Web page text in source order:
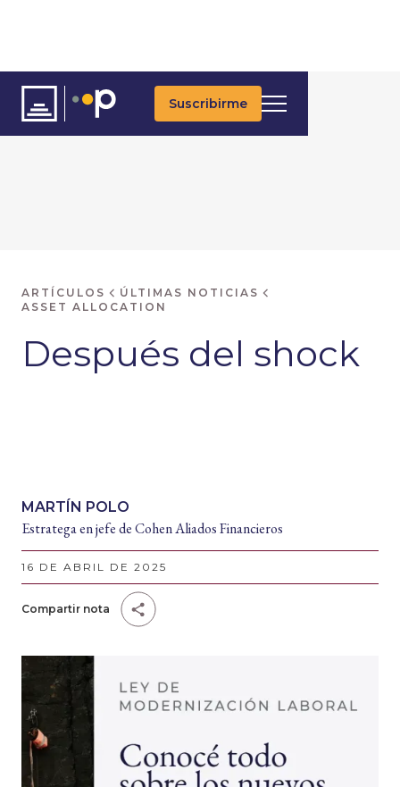
Suscribirme
ARTÍCULOS
ÚLTIMAS NOTICIAS
ASSET ALLOCATION
Después del shock
MARTÍN POLO
Estratega en jefe de Cohen Aliados Financieros
16 DE ABRIL DE 2025
Compartir nota